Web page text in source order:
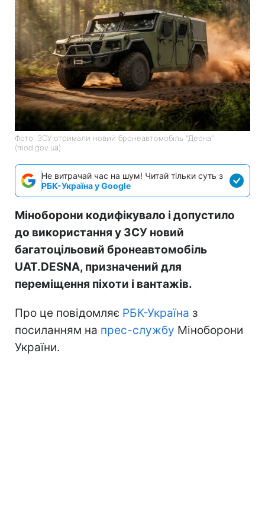
Фото: ЗСУ отримали новий бронеавтомобіль "Десна"
(mod.gov.ua)
Не витрачай час на шум! Читай тільки суть з
РБК-Україна у Google
Міноборони кодифікувало і допустило
до використання у ЗСУ новий
багатоцільовий бронеавтомобіль
UAT.DESNA, призначений для
переміщення піхоти і вантажів.
Про це повідомляє РБК-Україна з
посиланням на прес-службу Міноборони
України.